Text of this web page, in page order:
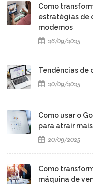
Como
estratégias de
modernos
26/09/2025
Tendências de
20/09/2025
Como usar o
para atrair
20/09/2025
Como
máquina de